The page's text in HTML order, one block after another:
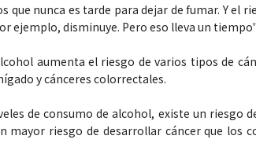
que nunca es tarde para dejar de fumar. Y el
ejemplo, disminuye. Pero eso lleva un
aumenta el riesgo de varios tipos de
y cánceres colorrectales.
de consumo de alcohol, existe un riesgo
mayor riesgo de desarrollar cáncer que los
Espectáculos